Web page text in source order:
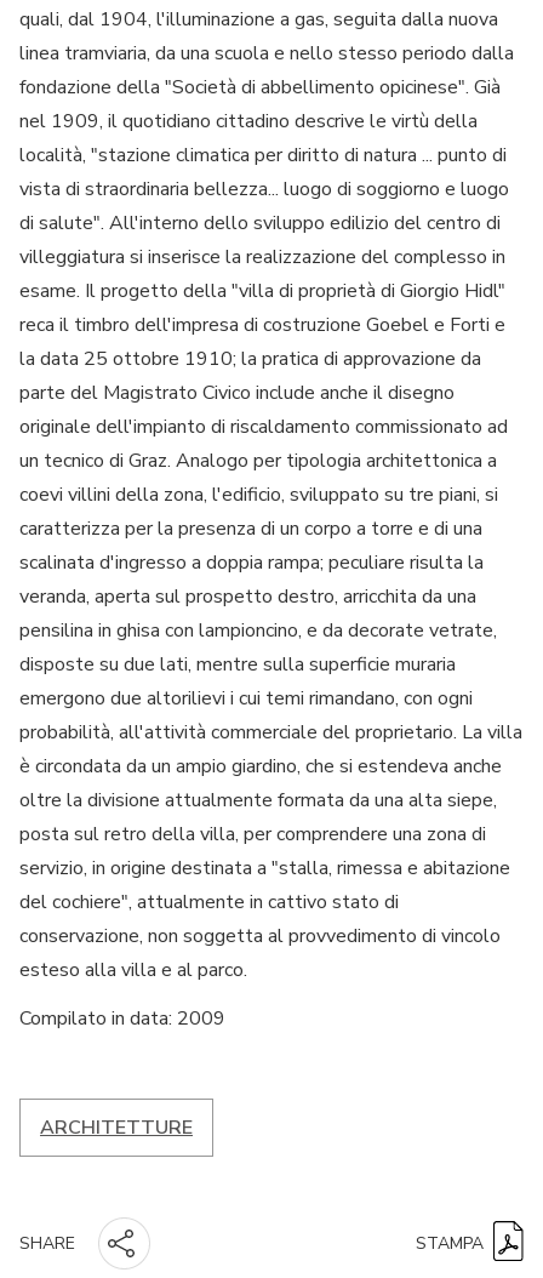
quali, dal 1904, l'illuminazione a gas, seguita dalla nuova
linea tramviaria, da una scuola e nello stesso periodo dalla
fondazione della "Società di abbellimento opicinese". Già
nel 1909, il quotidiano cittadino descrive le virtù della
località, "stazione climatica per diritto di natura ... punto di
vista di straordinaria bellezza... luogo di soggiorno e luogo
di salute". All'interno dello sviluppo edilizio del centro di
villeggiatura si inserisce la realizzazione del complesso in
esame. Il progetto della "villa di proprietà di Giorgio Hidl"
reca il timbro dell'impresa di costruzione Goebel e Forti e
la data 25 ottobre 1910; la pratica di approvazione da
parte del Magistrato Civico include anche il disegno
originale dell'impianto di riscaldamento commissionato ad
un tecnico di Graz. Analogo per tipologia architettonica a
coevi villini della zona, l'edificio, sviluppato su tre piani, si
caratterizza per la presenza di un corpo a torre e di una
scalinata d'ingresso a doppia rampa; peculiare risulta la
veranda, aperta sul prospetto destro, arricchita da una
pensilina in ghisa con lampioncino, e da decorate vetrate,
disposte su due lati, mentre sulla superficie muraria
emergono due altorilievi i cui temi rimandano, con ogni
probabilità, all'attività commerciale del proprietario. La villa
è circondata da un ampio giardino, che si estendeva anche
oltre la divisione attualmente formata da una alta siepe,
posta sul retro della villa, per comprendere una zona di
servizio, in origine destinata a "stalla, rimessa e abitazione
del cochiere", attualmente in cattivo stato di
conservazione, non soggetta al provvedimento di vincolo
esteso alla villa e al parco.
Compilato in data: 2009
ARCHITETTURE
SHARE STAMPA